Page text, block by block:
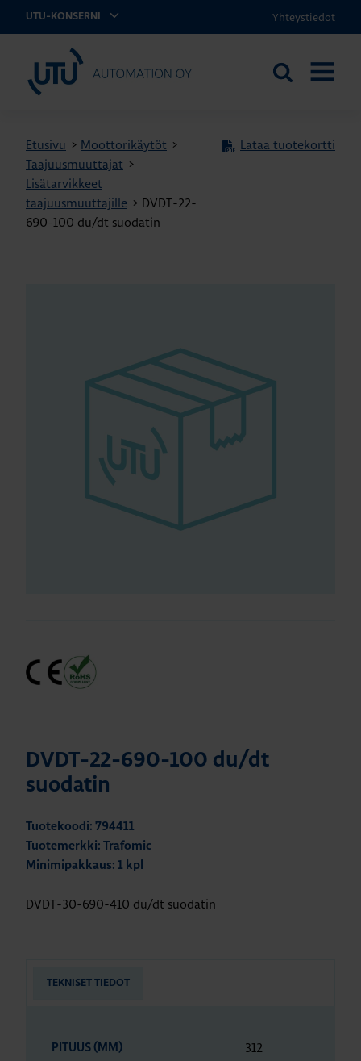
UTU-KONSERNI Yhteystiedot
UTU Automation
Etsi
Etusivu > Moottorikäytöt >
Taajuusmuuttajat >
Lisätarvikkeet
taajuusmuuttajille > DVDT-22-
690-100 du/dt suodatin
Lataa tuotekortti
DVDT-22-690-100 du/dt
suodatin
Tuotekoodi: 794411
Tuotemerkki: Trafomic
Minimipakkaus: 1 kpl
DVDT-30-690-410 du/dt suodatin
TEKNISET TIEDOT
PITUUS (MM) 312